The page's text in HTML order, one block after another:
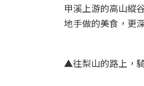
甲溪上游的高山縱
地手做的美食，更
▲往梨山的路上，